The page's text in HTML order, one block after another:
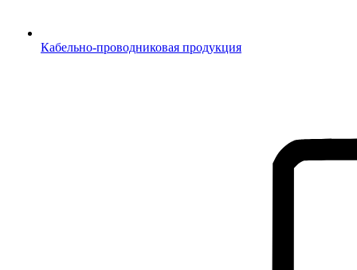
Кабельно-проводниковая продукция